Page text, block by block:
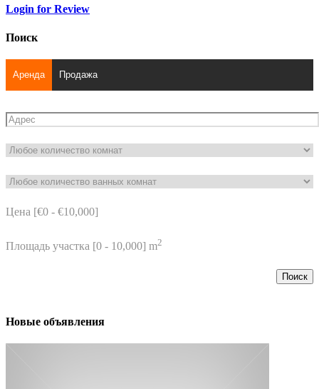
Login for Review
Поиск
Аренда Продажа
Цена [€0 - €10,000]
Площадь участка [0 - 10,000] m2
Поиск
Новые объявления